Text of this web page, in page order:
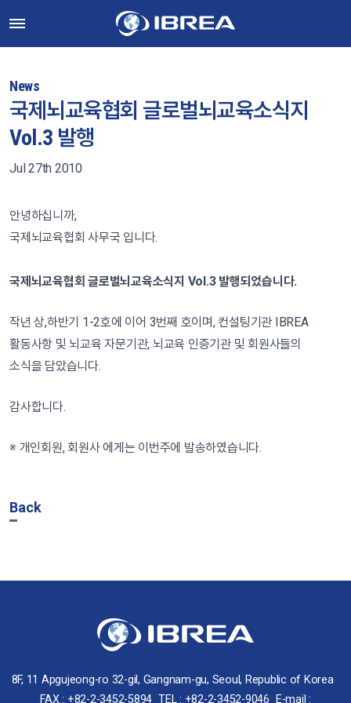
News
국제뇌교육협회 글로벌뇌교육소식지
Vol.3 발행
Jul 27th 2010
안녕하십니까,
국제뇌교육협회 사무국 입니다.
국제뇌교육협회 글로벌뇌교육소식지 Vol.3 발행되었습니다.
작년 상,하반기 1-2호에 이어 3번째 호이며, 컨설팅기관 IBREA
활동사항 및 뇌교육 자문기관, 뇌교육 인증기관 및 회원사들의
소식을 담았습니다.
감사합니다.
※ 개인회원, 회원사 에게는 이번주에 발송하였습니다.
Back
8F, 11 Apgujeong-ro 32-gil, Gangnam-gu, Seoul, Republic of Korea
FAX : +82-2-3452-5894 TEL : +82-2-3452-9046 E-mail :